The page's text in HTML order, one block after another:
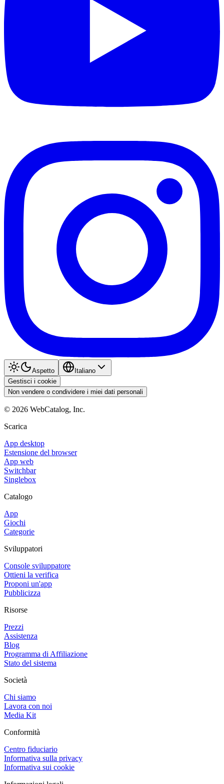
Aspetto
Italiano
Gestisci i cookie
Non vendere o condividere i miei dati personali
© 2026 WebCatalog, Inc.
Scarica
App desktop
Estensione del browser
App web
Switchbar
Singlebox
Catalogo
App
Giochi
Categorie
Sviluppatori
Console sviluppatore
Ottieni la verifica
Proponi un'app
Pubblicizza
Risorse
Prezzi
Assistenza
Blog
Programma di Affiliazione
Stato del sistema
Società
Chi siamo
Lavora con noi
Media Kit
Conformità
Centro fiduciario
Informativa sulla privacy
Informativa sui cookie